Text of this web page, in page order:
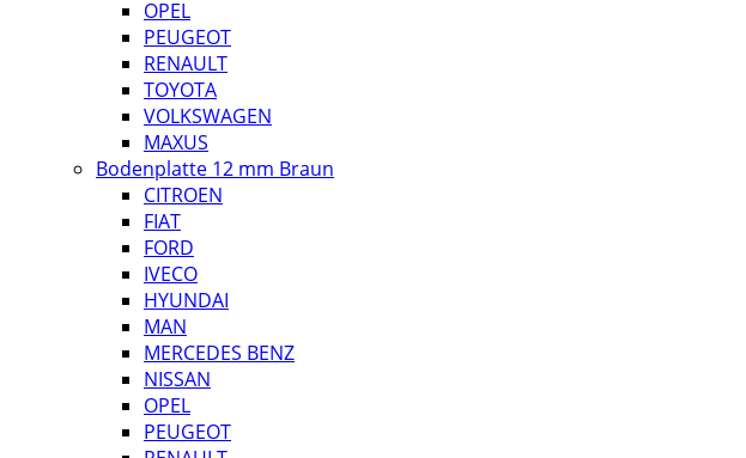
OPEL
PEUGEOT
RENAULT
TOYOTA
VOLKSWAGEN
MAXUS
Bodenplatte 12 mm Braun
CITROEN
FIAT
FORD
IVECO
HYUNDAI
MAN
MERCEDES BENZ
NISSAN
OPEL
PEUGEOT